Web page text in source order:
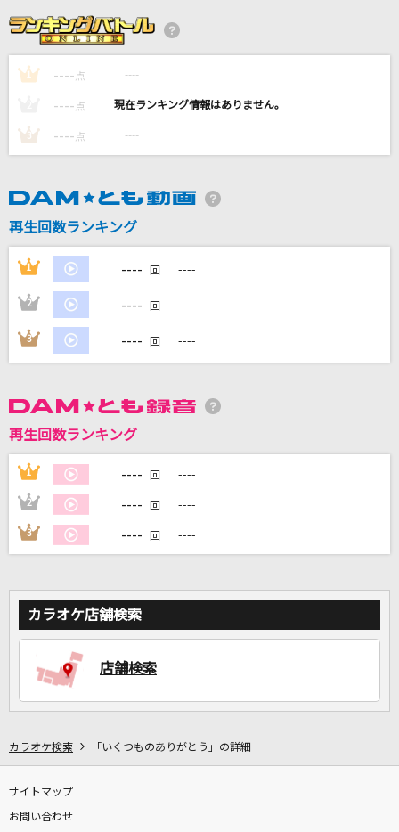
希望の唄
スパークル [original ver.]
京都物語
原 由子
DAMの新曲・ランキングなど
カラオケ最新情報をチェック！
カラオケをもっと楽しもう！
家族や友達と一緒に！練習にも！
1 ---- 点 ----
---- 点 ----
3 ---- 点 ----
再生回数ランキング
1 ---- 回 ----
2 ---- 回 ----
3 ---- 回 ----
再生回数ランキング
1 ---- 回 ----
2 ---- 回 ----
3 ---- 回 ----
カラオケ店舗検索
店舗検索
カラオケ検索 「いくつものありがとう」の詳細
サイトマップ
お問い合わせ